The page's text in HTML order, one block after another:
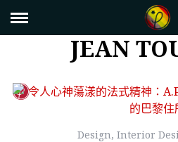
JEAN
Design, Interior